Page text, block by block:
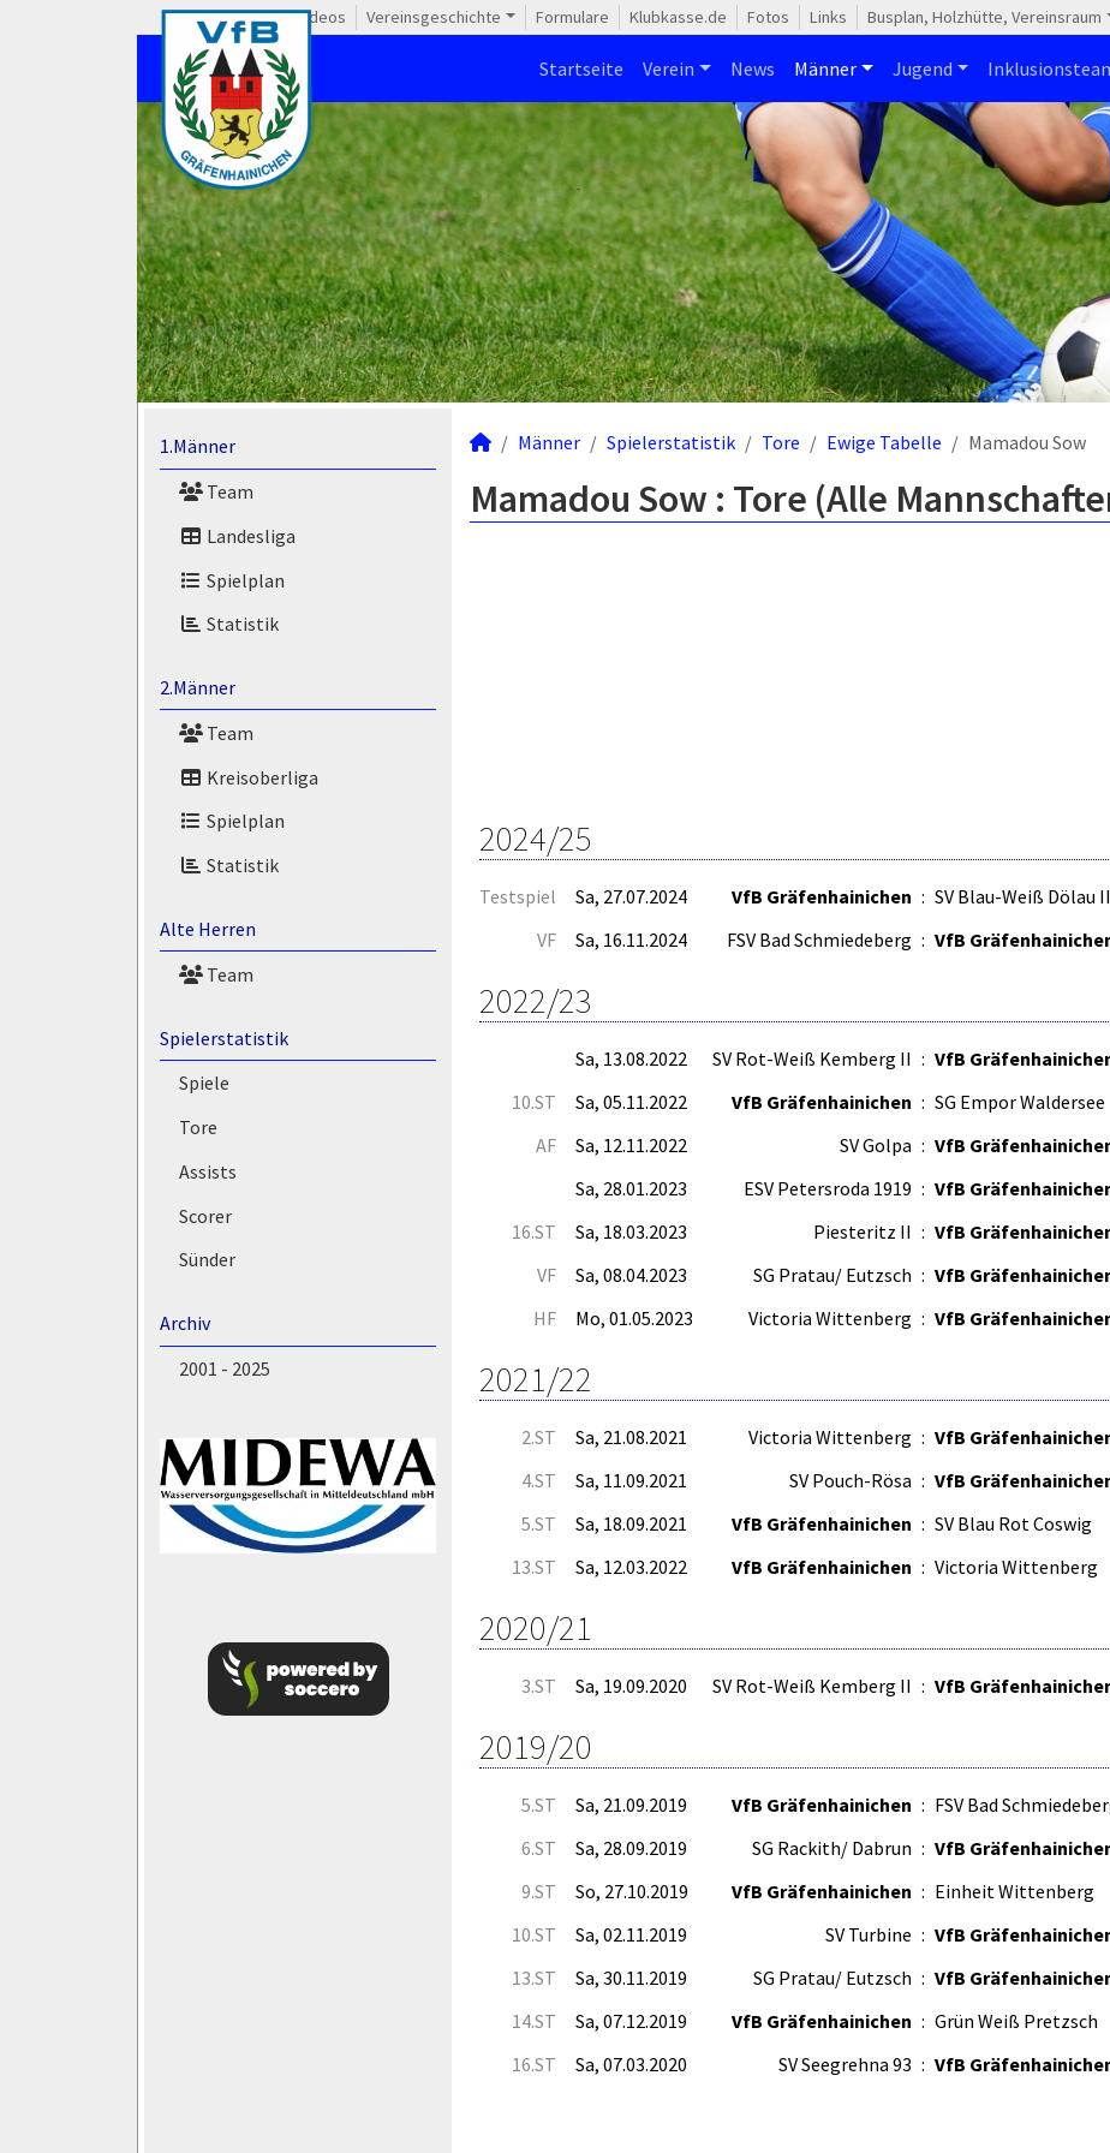
Videos Vereinsgeschichte Formulare Klubkasse.de Fotos Links Busplan, Holzhütte, Vereinsraum
Startseite Verein News Männer Jugend
1.Männer
Team
Landesliga
Spielplan
Statistik
2.Männer
Team
Kreisoberliga
Spielplan
Statistik
Alte Herren
Team
Spielerstatistik
Spiele
Tore
Assists
Scorer
Sünder
Archiv
2001 - 2025
Männer Spielerstatistik Tore Ewige Tabelle Mamadou Sow
Mamadou Sow : Tore (Alle
2024/25
Testspiel Sa, 27.07.2024 VfB Gräfenhainichen : SV Blau-Weiß Dölau II
VF Sa, 16.11.2024 FSV Bad Schmiedeberg : VfB
2022/23
Sa, 13.08.2022 SV Rot-Weiß Kemberg II : VfB
10.ST Sa, 05.11.2022 VfB Gräfenhainichen : SG Empor Waldersee
AF Sa, 12.11.2022 SV Golpa : VfB
Sa, 28.01.2023 ESV Petersroda 1919 : VfB
16.ST Sa, 18.03.2023 Piesteritz II : VfB
VF Sa, 08.04.2023 SG Pratau/ Eutzsch : VfB
HF Mo, 01.05.2023 Victoria Wittenberg : VfB
2021/22
2.ST Sa, 21.08.2021 Victoria Wittenberg : VfB
4.ST Sa, 11.09.2021 SV Pouch-Rösa : VfB
5.ST Sa, 18.09.2021 VfB Gräfenhainichen : SV Blau Rot Coswig
13.ST Sa, 12.03.2022 VfB Gräfenhainichen : Victoria Wittenberg
2020/21
3.ST Sa, 19.09.2020 SV Rot-Weiß Kemberg II : VfB
2019/20
5.ST Sa, 21.09.2019 VfB Gräfenhainichen : FSV Bad
6.ST Sa, 28.09.2019 SG Rackith/ Dabrun : VfB
9.ST So, 27.10.2019 VfB Gräfenhainichen : Einheit Wittenberg
10.ST Sa, 02.11.2019 SV Turbine : VfB
13.ST Sa, 30.11.2019 SG Pratau/ Eutzsch : VfB
14.ST Sa, 07.12.2019 VfB Gräfenhainichen : Grün Weiß Pretzsch
16.ST Sa, 07.03.2020 SV Seegrehna 93 : VfB